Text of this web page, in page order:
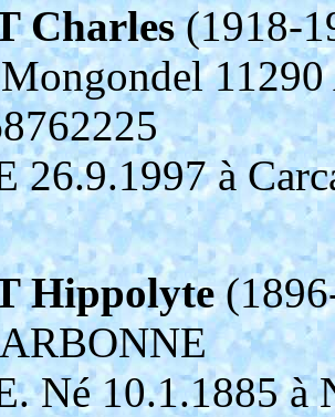
Charles(1918-
26.9.1997 à
Hippolyte
Né 10.1.1885 à